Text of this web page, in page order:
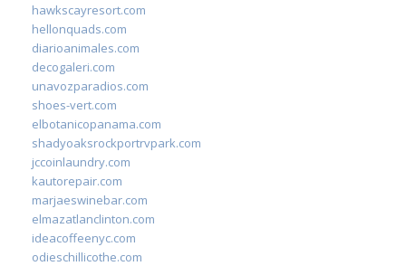
hawkscayresort.com
hellonquads.com
diarioanimales.com
decogaleri.com
unavozparadios.com
shoes-vert.com
elbotanicopanama.com
shadyoaksrockportrvpark.com
jccoinlaundry.com
kautorepair.com
marjaeswinebar.com
elmazatlanclinton.com
ideacoffeenyc.com
odieschillicothe.com